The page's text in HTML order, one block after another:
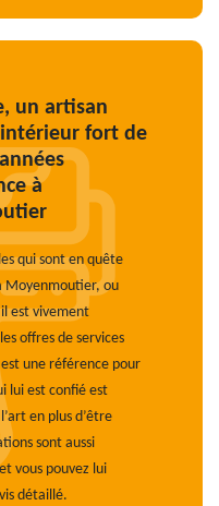
un artisan
fort de
à
qui sont en quête
Moyenmoutier, ou
il est vivement
offres de services
est une référence pour
lui est confié est
en plus d’être
sont aussi
vous pouvez lui
détaillé.